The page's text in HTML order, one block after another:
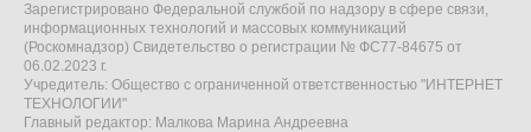
Зарегистрировано Федеральной службой по надзору в сфере связи,
информационных технологий и массовых коммуникаций
(Роскомнадзор) Свидетельство о регистрации № ФС77-84675 от
06.02.2023 г.
Учредитель: Общество с ограниченной ответственностью "ИНТЕРНЕТ
ТЕХНОЛОГИИ"
Главный редактор: Малкова Марина Андреевна